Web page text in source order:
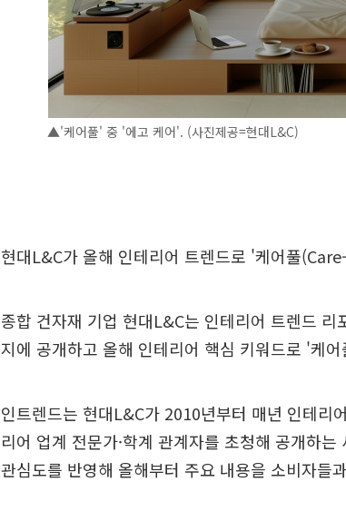
▲'케어풀' 중 '에고 케어'. (사진제공=현대L&C)
현대L&C가 올해 인테리어 트렌드로 '케어풀
종합 건자재 기업 현대L&C는 인테리어 트렌드 리
지에 공개하고 올해 인테리어 핵심 키워드로 '케
인트렌드는 현대L&C가 2010년부터 매년 인테리
리어 업계 전문가·학계 관계자를 초청해 공개하
관심도를 반영해 올해부터 주요 내용을 소비자들